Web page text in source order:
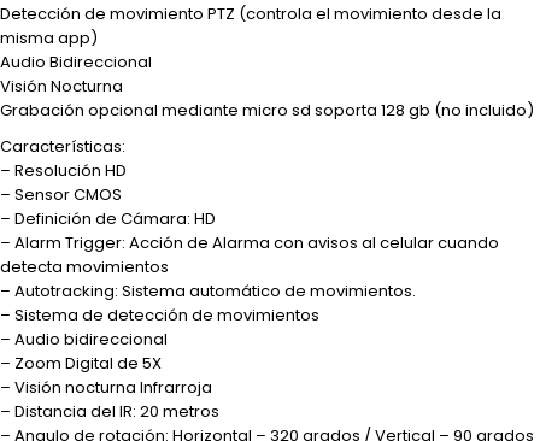
Detección de movimiento PTZ (controla el movimiento desde la
misma app)
Audio Bidireccional
Visión Nocturna
Grabación opcional mediante micro sd soporta 128 gb (no incluido)
Características:
– Resolución HD
– Sensor CMOS
– Definición de Cámara: HD
– Alarm Trigger: Acción de Alarma con avisos al celular cuando
detecta movimientos
– Autotracking: Sistema automático de movimientos.
– Sistema de detección de movimientos
– Audio bidireccional
– Zoom Digital de 5X
– Visión nocturna Infrarroja
– Distancia del IR: 20 metros
– Angulo de rotación: Horizontal – 320 grados / Vertical – 90 grados